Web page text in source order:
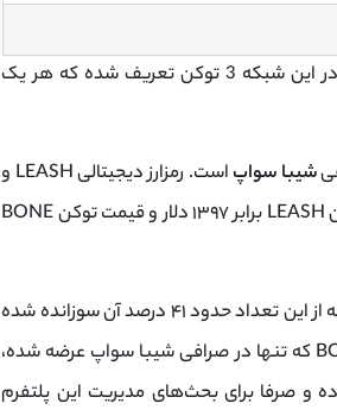
صرافی شیبا سواپ بخشی از اکوسیستم رمزارز شیبا اینو است، در این شبکه 3 توکن تعریف شده که هر یک
شیبا سواپ
است. رمزارز دیجیتالی LEASH و
رمزارز BONE نیز توکن حاکمیتی این اکوسیستم است. قیمت توکن LEASH برابر ۱۳۹۷ دلار و قیمت توکن BONE
تعداد کل توکن‌های SHIB برابر با ۱,۰۰۰,۰۰۰,۰۰۰,۰۰۰,۰۰۰ است که از این تعداد حدود ۴۱ درصد آن سوزانده شده
) و از گردش خارج شده است. تعداد توکن های BONE که تنها در صرافی شیبا سواپ عرضه شده،
و صرفا برای بحث‌های مدیریت این پلتفرم